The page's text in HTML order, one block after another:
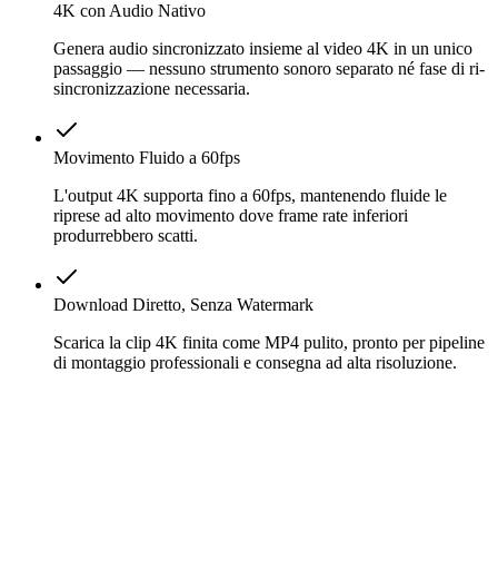
4K con Audio Nativo
Genera audio sincronizzato insieme al video 4K in un unico
passaggio — nessuno strumento sonoro separato né fase di ri-
sincronizzazione necessaria.
Movimento Fluido a 60fps
L'output 4K supporta fino a 60fps, mantenendo fluide le
riprese ad alto movimento dove frame rate inferiori
produrrebbero scatti.
Download Diretto, Senza Watermark
Scarica la clip 4K finita come MP4 pulito, pronto per pipeline
di montaggio professionali e consegna ad alta risoluzione.